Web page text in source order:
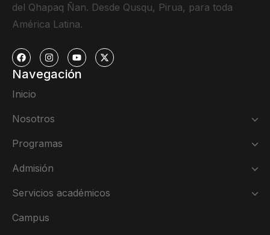
del Qhapaq Ñan. Desde Qusqu, Pirua, para toda
América Latina.
Navegación
Inicio
Nosotros
Programas
Admisión
Servicios académicos
Campus